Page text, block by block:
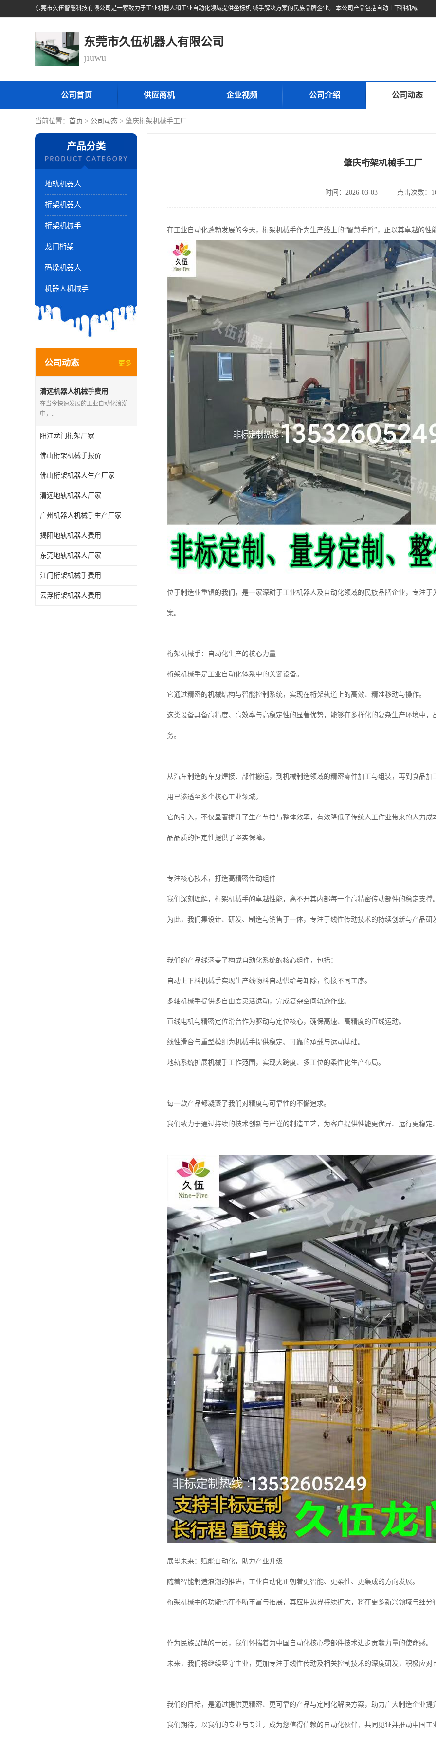
东莞市久伍智能科技有限公司是一家致力于工业机器人和工业自动化领域提供坐标机 械手解决方案的民族品牌企业。 本公司产品包括自动上下料机械手、多轴机械手、直线电机、精密定位滑台、线性滑台、重型模组、地轨等高精密传动组件。公司集设计，研发，制造及销售于一体的高科技企业。 将持续创新，更加专注于线性传动技术与产品研发，为您提供更、精密、可靠的产品与 技术，为中国自动化核心零部件做出贡献。
东莞市久伍机器人有限公司
jiuwu
公司首页 供应商机 企业视频 公司介绍 公司动态
当前位置： 首页 > 公司动态 > 肇庆桁架机械手工厂
产品分类
地轨机器人
桁架机器人
桁架机械手
龙门桁架
码垛机器人
机器人机械手
公司动态 更多
清远机器人机械手费用
在当今快速发展的工业自动化浪潮
中，..
阳江龙门桁架厂家
佛山桁架机械手报价
佛山桁架机器人生产厂家
清远地轨机器人厂家
广州机器人机械手生产厂家
揭阳地轨机器人费用
东莞地轨机器人厂家
江门桁架机械手费用
云浮桁架机器人费用
肇庆桁架机械手工厂
时间：2026-03-03 点击次数：
在工业自动化蓬勃发展的今天，桁架机械手作为生产线上的“智慧手臂”，正以其卓越的性
位于制造业重镇的我们，是一家深耕于工业机器人及自动化领域的民族品牌企业，专注
案。
桁架机械手：自动化生产的核心力量
桁架机械手是工业自动化体系中的关键设备。
它通过精密的机械结构与智能控制系统，实现在桁架轨道上的高效、精准移动与操作。
这类设备具备高精度、高效率与高稳定性的显著优势，能够在多样化的复杂生产环境中
务。
从汽车制造的车身焊接、部件搬运，到机械制造领域的精密零件加工与组装，再到食品
用已渗透至多个核心工业领域。
它的引入，不仅显著提升了生产节拍与整体效率，有效降低了传统人工作业带来的人力
品品质的恒定性提供了坚实保障。
专注核心技术，打造高精密传动组件
我们深刻理解，桁架机械手的卓越性能，离不开其内部每一个高精密传动部件的稳定支撑
为此，我们集设计、研发、制造与销售于一体，专注于线性传动技术的持续创新与产品研
我们的产品线涵盖了构成自动化系统的核心组件，包括：
自动上下料机械手实现生产线物料自动供给与卸除，衔接不同工序。
多轴机械手提供多自由度灵活运动，完成复杂空间轨迹作业。
直线电机与精密定位滑台作为驱动与定位核心，确保高速、高精度的直线运动。
线性滑台与重型模组为机械手提供稳定、可靠的承载与运动基础。
地轨系统扩展机械手工作范围，实现大跨度、多工位的柔性化生产布局。
每一款产品都凝聚了我们对精度与可靠性的不懈追求。
我们致力于通过持续的技术创新与严谨的制造工艺，为客户提供性能更优异、运行更稳
展望未来：赋能自动化，助力产业升级
随着智能制造浪潮的推进，工业自动化正朝着更智能、更柔性、更集成的方向发展。
桁架机械手的功能也在不断丰富与拓展，其应用边界持续扩大，将在更多新兴领域与细分
作为民族品牌的一员，我们怀揣着为中国自动化核心零部件技术进步贡献力量的使命感。
未来，我们将继续坚守主业，更加专注于线性传动及相关控制技术的深度研发，积极应对
我们的目标，是通过提供更精密、更可靠的产品与定制化解决方案，助力广大制造企业
我们期待，以我们的专业与专注，成为您值得信赖的自动化伙伴，共同见证并推动中国工